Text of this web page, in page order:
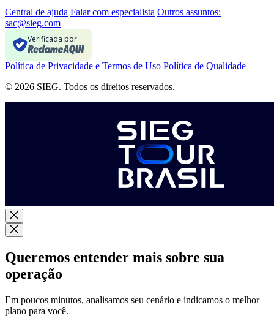
Central de ajuda Falar com especialista Outros assuntos:
sac@sieg.com
Verificada por
Política de Privacidade e Termos de Uso Política de Qualidade
© 2026 SIEG. Todos os direitos reservados.
Queremos entender mais sobre sua
operação
Em poucos minutos, analisamos seu cenário e indicamos o melhor
plano para você.